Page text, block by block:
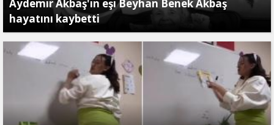
Aydemir Akbaş'ın eşi Beyhan Benek Akbaş
hayatını kaybetti